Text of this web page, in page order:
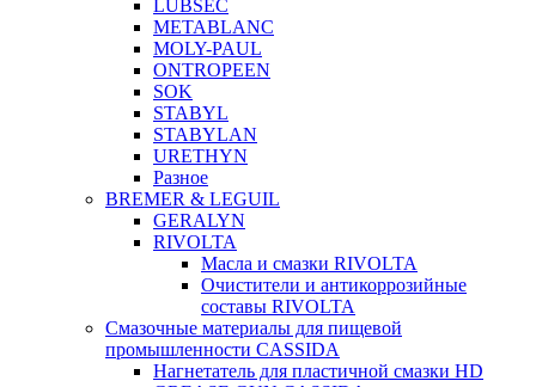
LUBSEC
METABLANC
MOLY-PAUL
ONTROPEEN
SOK
STABYL
STABYLAN
URETHYN
Разное
BREMER & LEGUIL
GERALYN
RIVOLTA
Масла и смазки RIVOLTA
Очистители и антикоррозийные
составы RIVOLTA
Смазочные материалы для пищевой
промышленности CASSIDA
Нагнетатель для пластичной смазки HD